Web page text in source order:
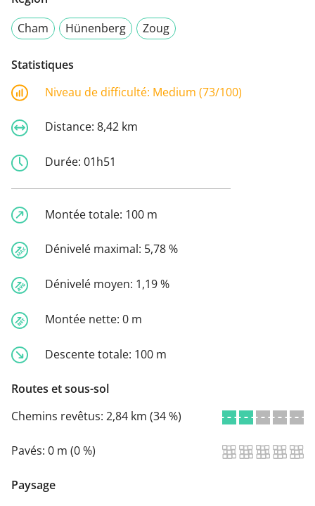
Cham
Hünenberg Zoug
Statistiques
Niveau de difficulté: Medium (73/100)
Distance: 8,42 km
Durée: 01h51
Montée totale: 100 m
Dénivelé maximal: 5,78 %
Dénivelé moyen: 1,19 %
Montée nette: 0 m
Descente totale: 100 m
Routes et sous-sol
Chemins revêtus: 2,84 km (34 %)
Pavés: 0 m (0 %)
Paysage